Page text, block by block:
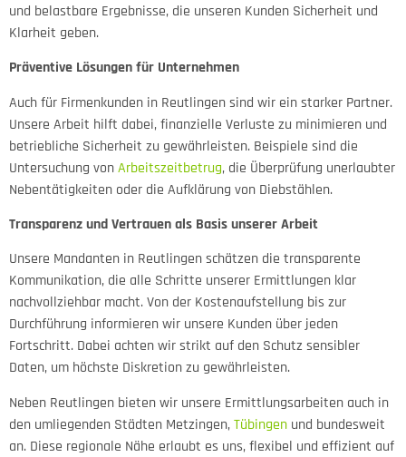
und belastbare Ergebnisse, die unseren Kunden Sicherheit und
Klarheit geben.
Präventive Lösungen für Unternehmen
Auch für Firmenkunden in Reutlingen sind wir ein starker Partner.
Unsere Arbeit hilft dabei, finanzielle Verluste zu minimieren und
betriebliche Sicherheit zu gewährleisten. Beispiele sind die
Untersuchung vonArbeitszeitbetrug, die Überprüfung unerlaubter
Nebentätigkeiten oder die Aufklärung von Diebstählen.
Transparenz und Vertrauen als Basis unserer Arbeit
Unsere Mandanten in Reutlingen schätzen die transparente
Kommunikation, die alle Schritte unserer Ermittlungen klar
nachvollziehbar macht. Von der Kostenaufstellung bis zur
Durchführung informieren wir unsere Kunden über jeden
Fortschritt. Dabei achten wir strikt auf den Schutz sensibler
Daten, um höchste Diskretion zu gewährleisten.
Neben Reutlingen bieten wir unsere Ermittlungsarbeiten auch in
den umliegenden Städten Metzingen,Tübingen und bundesweit
an. Diese regionale Nähe erlaubt es uns, flexibel und effizient auf